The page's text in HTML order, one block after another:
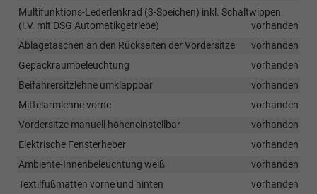
Multifunktions-Lederlenkrad (3-Speichen) inkl. Schaltwippen
(i.V. mit DSG Automatikgetriebe)
vorhanden
Ablagetaschen an den Rückseiten der Vordersitze
vorhanden
Gepäckraumbeleuchtung
vorhanden
Beifahrersitzlehne umklappbar
vorhanden
Mittelarmlehne vorne
vorhanden
Vordersitze manuell höheneinstellbar
vorhanden
Elektrische Fensterheber
vorhanden
Ambiente-Innenbeleuchtung weiß
vorhanden
Textilfußmatten vorne und hinten
vorhanden